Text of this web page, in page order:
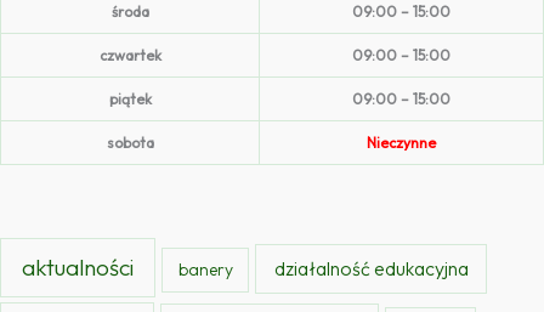
środa 09:00 – 15:00
czwartek 09:00 – 15:00
piątek 09:00 – 15:00
sobota Nieczynne
aktualności banery działalność edukacyjna